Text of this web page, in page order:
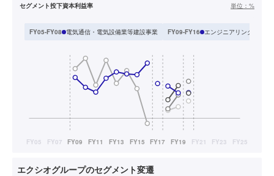
セグメント投下資本利益率 単位： %
FY05-FY08 電気通信・電気設備業等建設事業 FY09-FY16 エンジニアリングソリュ
エクシオグループのセグメント変遷